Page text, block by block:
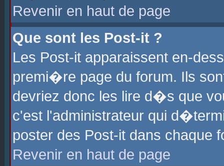
Revenir en haut de page
Que sont les Post-it ?
Les Post-it apparaissent en-
premi�re page du forum. Ils
devriez donc les lire d�s que
c'est l'administrateur qui
poster des Post-it dans chaque
Revenir en haut de page